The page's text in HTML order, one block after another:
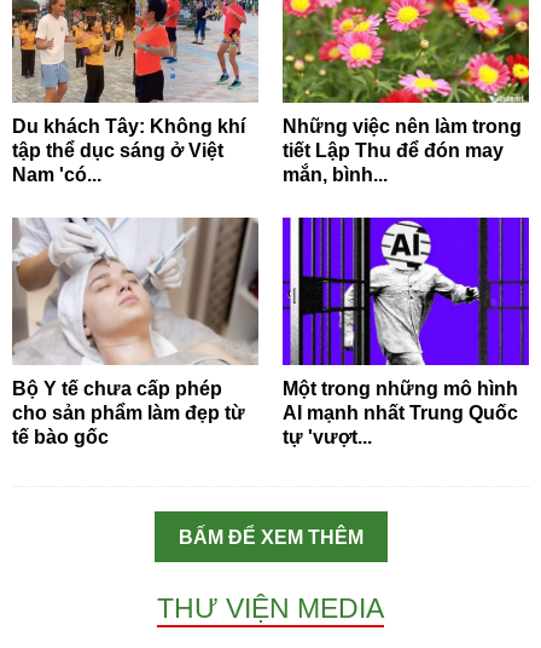
Du khách Tây: Không khí
tập thể dục sáng ở Việt
Nam 'có...
Những việc nên làm trong
tiết Lập Thu để đón may
mắn, bình...
Bộ Y tế chưa cấp phép
cho sản phẩm làm đẹp từ
tế bào gốc
Một trong những mô hình
AI mạnh nhất Trung Quốc
tự 'vượt...
BẤM ĐỂ XEM THÊM
THƯ VIỆN MEDIA